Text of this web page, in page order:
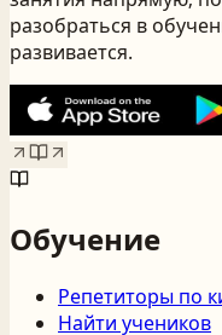
разобраться в
развивается.
Обучение
Репетиторы по
Найти учеников